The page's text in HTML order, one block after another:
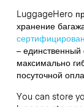
LuggageHero
хранение
–
максимально
посуточной
You can store